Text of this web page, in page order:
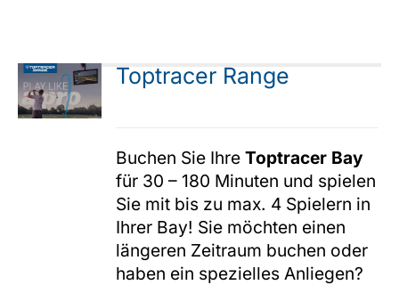
Toptracer Range
Buchen Sie IhreToptracer Bay
für 30 – 180 Minuten und spielen
Sie mit bis zu max. 4 Spielern in
Ihrer Bay! Sie möchten einen
längeren Zeitraum buchen oder
haben ein spezielles Anliegen?